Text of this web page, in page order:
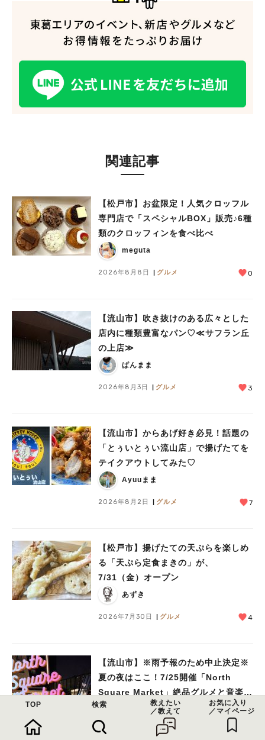
関連記事
【松戸市】お盆限定！人気クロッフル
専門店で「スペシャルBOX」販売♪6種
類のクロッフィンを食べ比べ
meguta
2026年8月8日 グルメ 0
【流山市】吹き抜けのある広々とした
店内に種類豊富なパン♡≪サフラン丘
の上店≫
ぱんまま
2026年8月3日 グルメ 3
【流山市】からあげ好き必見！話題の
「とぅいとぅい流山店」で揚げたてを
テイクアウトしてみた♡
Ayuuまま
2026年8月2日 グルメ 7
【松戸市】揚げたての天ぷらを楽しめ
る「天ぷら定食まきの」が、
7/31（金）オープン
あずき
2026年7月30日 グルメ 4
【流山市】※雨予報のため中止決定※
夏の夜はここ！7/25開催「North
Square Market」絶品グルメと音楽ラ
イブを楽しもう♪
Ayuuまま
2026年7月23日 イベント
TOP 検索
教えたい
／教えて
お気に入り
／マイページ